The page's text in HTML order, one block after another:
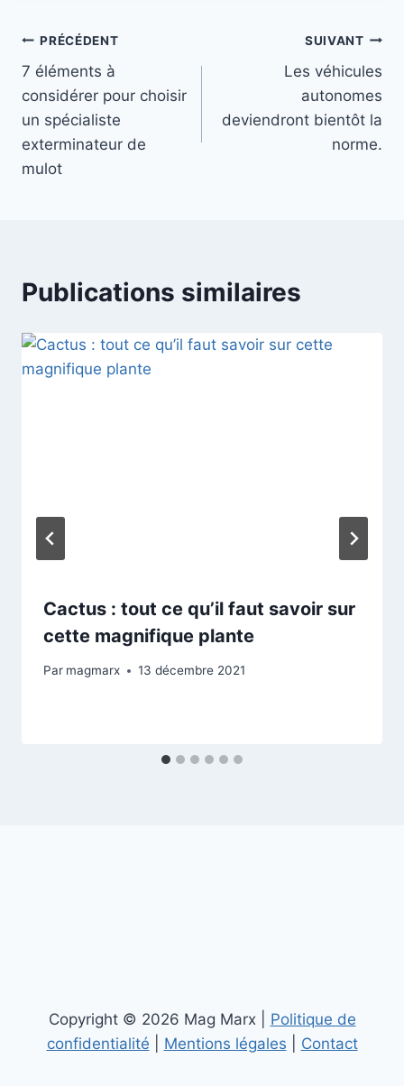
Navigation
de
l’article
PRÉCÉDENT
7 éléments à
considérer pour choisir
un spécialiste
exterminateur de
mulot
SUIVANT
Les véhicules
autonomes
deviendront bientôt la
norme.
Publications similaires
Cactus : tout ce qu’il faut savoir sur
cette magnifique plante
Par magmarx 13 décembre 2021
Copyright © 2026 Mag Marx | Politique de
confidentialité
Mentions légales Contact